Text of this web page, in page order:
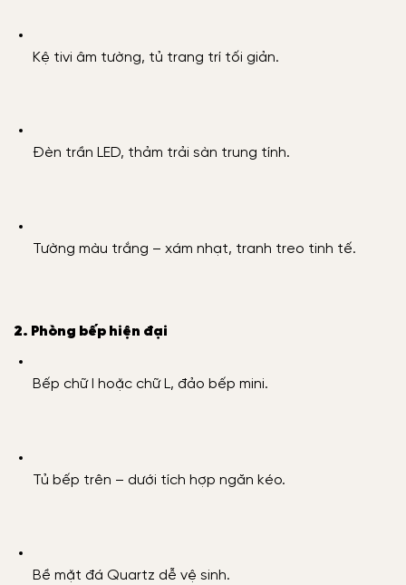
Kệ tivi âm tường, tủ trang trí tối giản.
Đèn trần LED, thảm trải sàn trung tính.
Tường màu trắng – xám nhạt, tranh treo tinh tế.
2. Phòng bếp hiện đại
Bếp chữ I hoặc chữ L, đảo bếp mini.
Tủ bếp trên – dưới tích hợp ngăn kéo.
Bề mặt đá Quartz dễ vệ sinh.